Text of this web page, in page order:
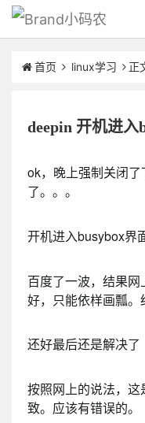
小码农
首页 linux学习 正
deepin 开机进入
ok，晚上强制关闭
了。。。
开机进入busybox界
百度了一波，结果
好，只能依样画瓢。
还好最后还是解决了
按照网上的说法，
致。应该有错误的。